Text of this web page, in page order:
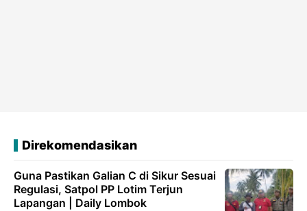
Direkomendasikan
Guna Pastikan Galian C di Sikur Sesuai
Regulasi, Satpol PP Lotim Terjun
Lapangan | Daily Lombok